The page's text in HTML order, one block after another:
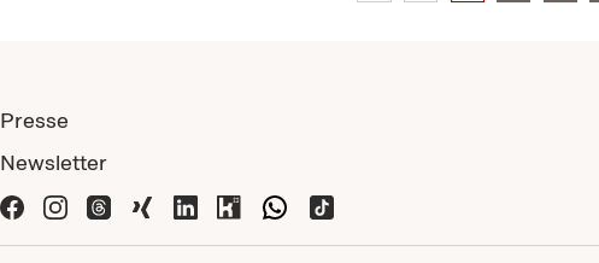
Presse
Newsletter